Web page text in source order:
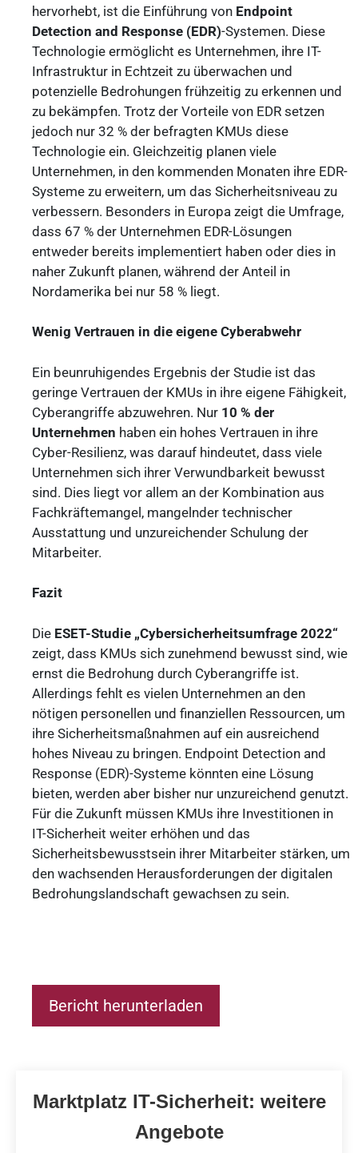
hervorhebt, ist die Einführung von Endpoint
Detection and Response (EDR)-Systemen. Diese
Technologie ermöglicht es Unternehmen, ihre IT-
Infrastruktur in Echtzeit zu überwachen und
potenzielle Bedrohungen frühzeitig zu erkennen und
zu bekämpfen. Trotz der Vorteile von EDR setzen
jedoch nur 32 % der befragten KMUs diese
Technologie ein. Gleichzeitig planen viele
Unternehmen, in den kommenden Monaten ihre EDR-
Systeme zu erweitern, um das Sicherheitsniveau zu
verbessern. Besonders in Europa zeigt die Umfrage,
dass 67 % der Unternehmen EDR-Lösungen
entweder bereits implementiert haben oder dies in
naher Zukunft planen, während der Anteil in
Nordamerika bei nur 58 % liegt.
Wenig Vertrauen in die eigene Cyberabwehr
Ein beunruhigendes Ergebnis der Studie ist das
geringe Vertrauen der KMUs in ihre eigene Fähigkeit,
Cyberangriffe abzuwehren. Nur 10 % der
Unternehmen haben ein hohes Vertrauen in ihre
Cyber-Resilienz, was darauf hindeutet, dass viele
Unternehmen sich ihrer Verwundbarkeit bewusst
sind. Dies liegt vor allem an der Kombination aus
Fachkräftemangel, mangelnder technischer
Ausstattung und unzureichender Schulung der
Mitarbeiter.
Fazit
Die ESET-Studie „Cybersicherheitsumfrage 2022“
zeigt, dass KMUs sich zunehmend bewusst sind, wie
ernst die Bedrohung durch Cyberangriffe ist.
Allerdings fehlt es vielen Unternehmen an den
nötigen personellen und finanziellen Ressourcen, um
ihre Sicherheitsmaßnahmen auf ein ausreichend
hohes Niveau zu bringen. Endpoint Detection and
Response (EDR)-Systeme könnten eine Lösung
bieten, werden aber bisher nur unzureichend genutzt.
Für die Zukunft müssen KMUs ihre Investitionen in
IT-Sicherheit weiter erhöhen und das
Sicherheitsbewusstsein ihrer Mitarbeiter stärken, um
den wachsenden Herausforderungen der digitalen
Bedrohungslandschaft gewachsen zu sein.
Bericht herunterladen
Marktplatz IT-Sicherheit: weitere
Angebote